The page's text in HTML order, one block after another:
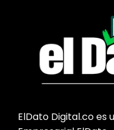
ElDato Digital.co es